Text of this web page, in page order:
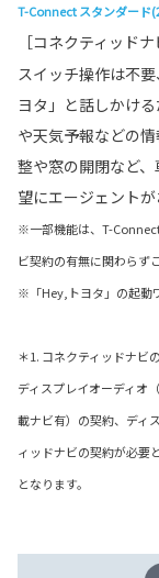
T-Connect スタンダード
［コネクティッドナ
スイッチ操作は不
ヨタ」と話しかけ
や天気予報などの
整や窓の開閉など
望にエージェントが
※一部機能は、T-
ビ契約の有無に関わらず
※「Hey,トヨタ」の起動
＊1. コネクティッドナビ
ディスプレイオーディオ
載ナビ有）の契約、ディ
ィッドナビの契約が必要
となります。